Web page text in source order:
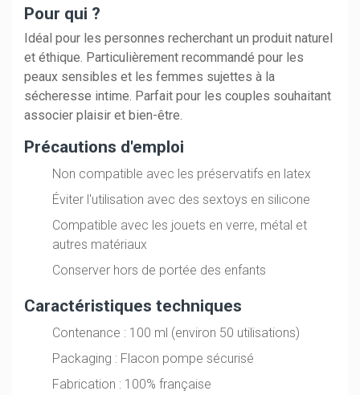
Pour qui ?
Idéal pour les personnes recherchant un produit naturel
et éthique. Particulièrement recommandé pour les
peaux sensibles et les femmes sujettes à la
sécheresse intime. Parfait pour les couples souhaitant
associer plaisir et bien-être.
Précautions d'emploi
Non compatible avec les préservatifs en latex
Éviter l'utilisation avec des sextoys en silicone
Compatible avec les jouets en verre, métal et
autres matériaux
Conserver hors de portée des enfants
Caractéristiques techniques
Contenance : 100 ml (environ 50 utilisations)
Packaging : Flacon pompe sécurisé
Fabrication : 100% française